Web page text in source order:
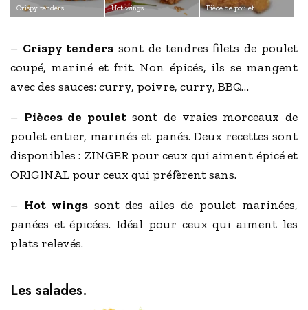
Crispy tenders Hot wings Pièce de poulet
– Crispy tenders sont de tendres filets de poulet
coupé, mariné et frit. Non épicés, ils se mangent
avec des sauces: curry, poivre, curry, BBQ…
– Pièces de pouletsont de vraies morceaux de
poulet entier, marinés et panés. Deux recettes sont
disponibles : ZINGER pour ceux qui aiment épicé et
ORIGINAL pour ceux qui préfèrent sans.
– Hot wingssont des ailes de poulet marinées,
panées et épicées. Idéal pour ceux qui aiment les
plats relevés.
Les salades.